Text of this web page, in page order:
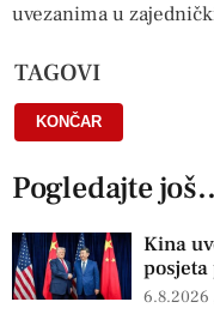
uvezanima u
TAGOVI
KONČAR
Pogledajte
Kina
6.8.2026